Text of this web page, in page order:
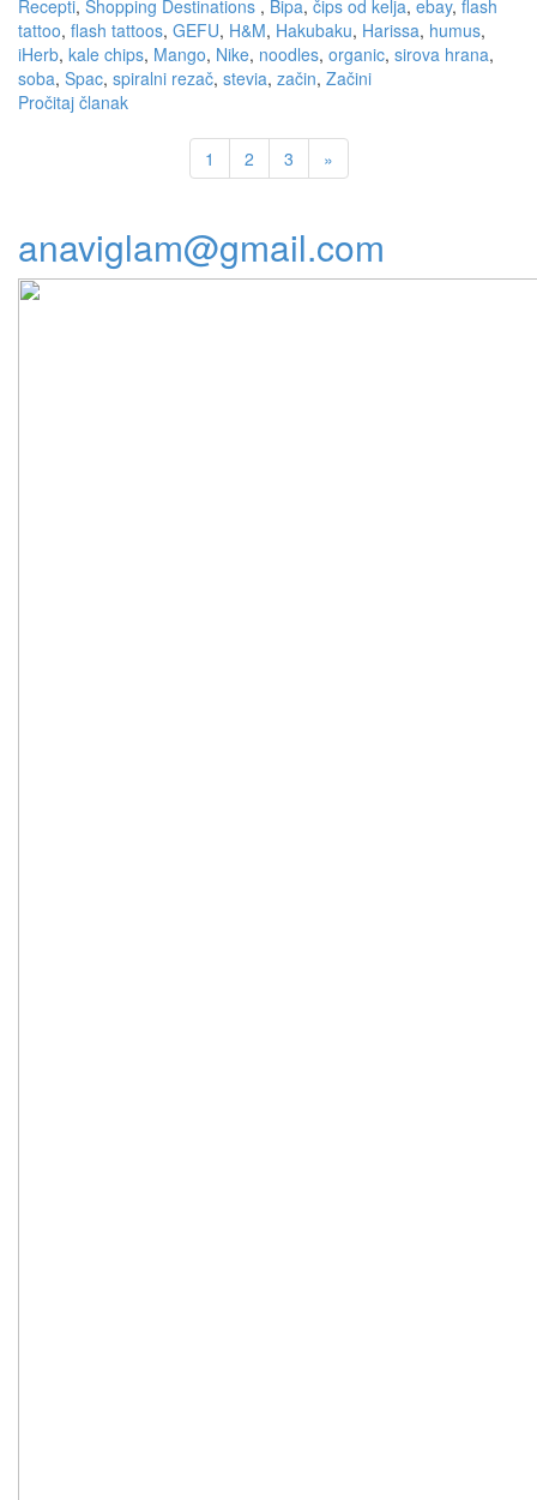
Recepti, Shopping Destinations , Bipa, čips od kelja, ebay, flash
tattoo, flash tattoos, GEFU, H&M, Hakubaku, Harissa, humus,
iHerb, kale chips, Mango, Nike, noodles, organic, sirova hrana,
soba, Spac, spiralni rezač, stevia, začin, Začini
Pročitaj članak
1 2 3 »
anaviglam@gmail.com